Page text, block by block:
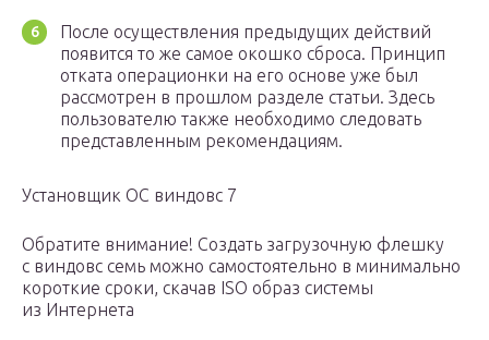
После осуществления предыдущих действий
появится то же самое окошко сброса. Принцип
отката операционки на его основе уже был
рассмотрен в прошлом разделе статьи. Здесь
пользователю также необходимо следовать
представленным рекомендациям.
Установщик ОС виндовс 7
Обратите внимание! Создать загрузочную флешку
с виндовс семь можно самостоятельно в минимально
короткие сроки, скачав ISO образ системы
из Интернета